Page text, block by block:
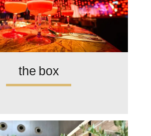
the box